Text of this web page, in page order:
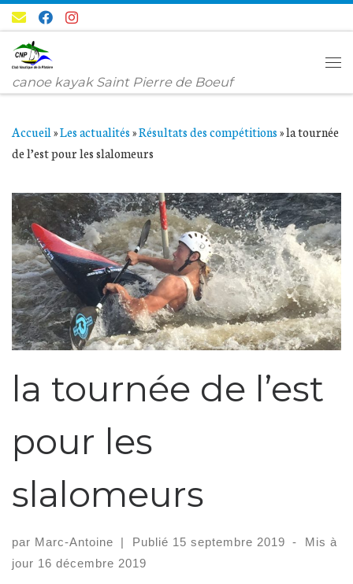
Passer au contenu
canoe kayak Saint Pierre de Boeuf
Accueil»Les actualités»Résultats des compétitions»la tournée
de l’est pour les slalomeurs
la tournée de l’est
pour les
slalomeurs
par Marc-Antoine | Publié 15 septembre 2019 -
Mis à
jour 16 décembre 2019